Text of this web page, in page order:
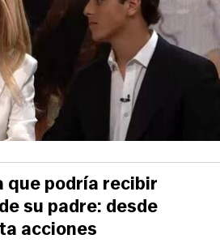
que podría recibir
su padre: desde
acciones